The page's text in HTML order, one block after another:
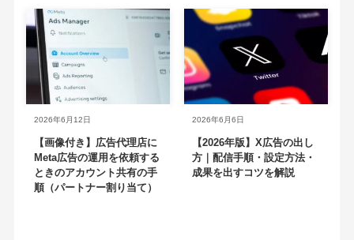
【画像付き】広告代理店に
Meta広告の運用を依頼する
ときのアカウント共有の手
順（パートナー割り当て）
2026年6月12日
【2026年版】X広告の出し
方｜配信手順・設定方法・
成果を出すコツを解説
2026年6月6日